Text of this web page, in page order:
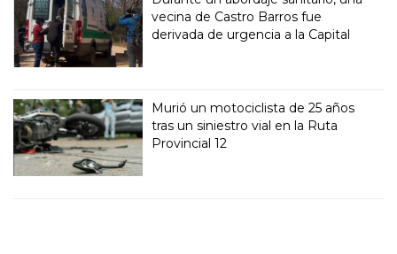
vecina de Castro Barros fue
derivada de urgencia a la Capital
Murió un motociclista de 25 años
tras un siniestro vial en la Ruta
Provincial 12